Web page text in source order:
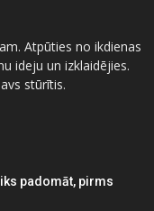
Atpūties no ikdienas
ideju un izklaidējies.
stūrītis.
padomāt, pirms